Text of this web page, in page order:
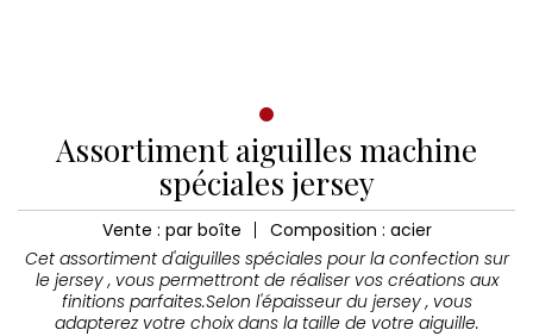
Assortiment aiguilles machine
spéciales jersey
Vente : par boîte
Composition : acier
Cet assortiment d'aiguilles spéciales pour la confection sur
le jersey , vous permettront de réaliser vos créations aux
finitions parfaites.Selon l'épaisseur du jersey , vous
adapterez votre choix dans la taille de votre aiguille.